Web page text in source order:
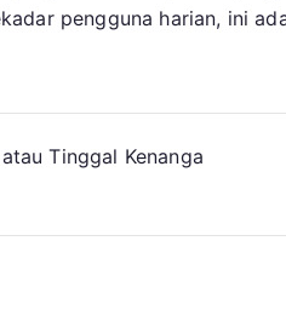
pengguna harian, ini
Tinggal Kenanga